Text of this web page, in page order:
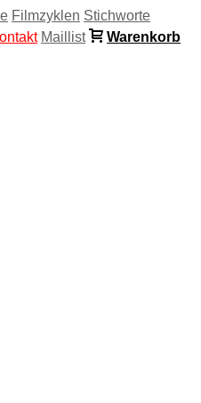
Filmzyklen Stichworte
Maillist
Warenkorb